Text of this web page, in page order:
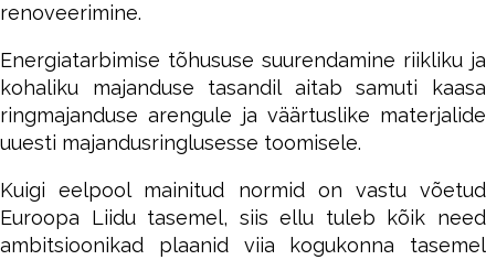
renoveerimine.
Energiatarbimise tõhususe suurendamine riikliku ja
kohaliku majanduse tasandil aitab samuti kaasa
ringmajanduse arengule ja väärtuslike materjalide
uuesti majandusringlusesse toomisele.
Kuigi eelpool mainitud normid on vastu võetud
Euroopa Liidu tasemel, siis ellu tuleb kõik need
ambitsioonikad plaanid viia kogukonna tasemel